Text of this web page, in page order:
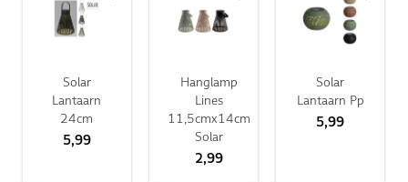
Solar
Lantaarn
24cm
5,99
Hanglamp
Lines
11,5cmx14cm
Solar
2,99
Solar
Lantaarn Pp
5,99